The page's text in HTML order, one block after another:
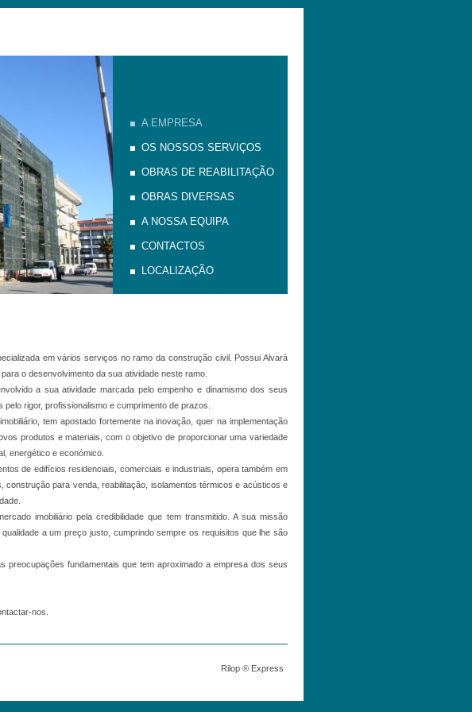
A EMPRESA
OS NOSSOS SERVIÇOS
OBRAS DE REABILITAÇÃO
OBRAS DIVERSAS
A NOSSA EQUIPA
CONTACTOS
LOCALIZAÇÃO
em vários serviços no ramo da construção civil. Possui Alvará
o desenvolvimento da sua atividade neste ramo.
a sua atividade marcada pelo empenho e dinamismo dos seus
rigor, profissionalismo e cumprimento de prazos.
tem apostado fortemente na inovação, quer na implementação
produtos e materiais, com o objetivo de proporcionar uma variedade
energético e económico.
de edifícios residenciais, comerciais e industriais, opera também em
para venda, reabilitação, isolamentos térmicos e acústicos e
imobiliário pela credibilidade que tem transmitido. A sua missão
a um preço justo, cumprindo sempre os requisitos que lhe são
fundamentais que tem aproximado a empresa dos seus
nos.
Rilop ® Express